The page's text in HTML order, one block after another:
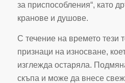
за приспособления“, като
кранове и душове.
С течение на времето тези
признаци на износване,
изглежда остаряла.
скъпа и може да внесе